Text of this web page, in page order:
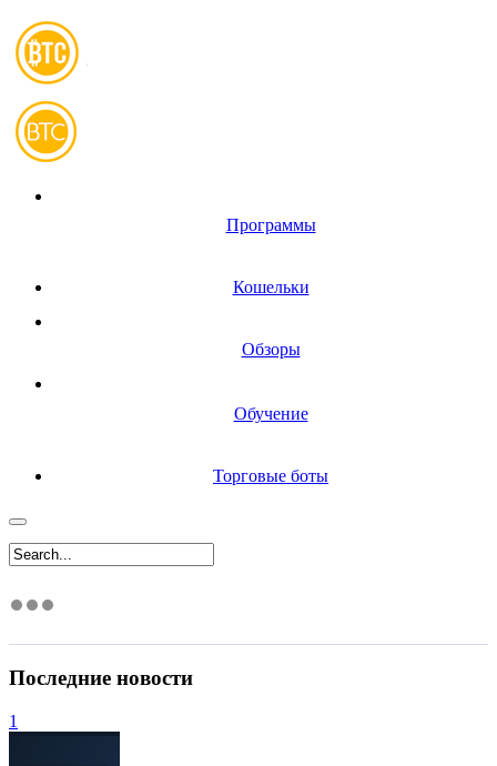
Программы
Кошельки
Обзоры
Обучение
Торговые боты
Последние новости
1